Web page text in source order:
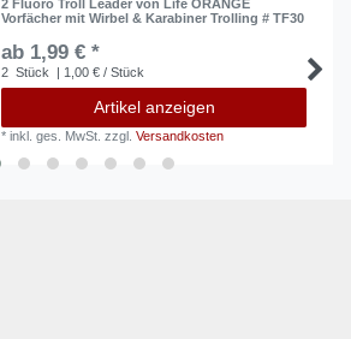
2 Fluoro Troll Leader von Life ORANGE
Vorfächer mit Wirbel & Karabiner Trolling # TF30
ab 1,99 € *
2 Stück | 1,00 € / Stück
Artikel anzeigen
*inkl. ges. MwSt. zzgl.Versandkosten